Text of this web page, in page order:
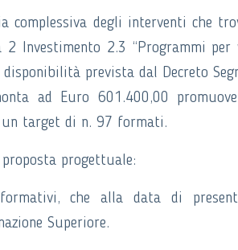
complessiva degli interventi che
2 Investimento 2.3 “Programmi
prevista dal Decreto
ad Euro 601.400,00
un target di n. 97 formati.
progettuale:
che alla data di
Superiore.